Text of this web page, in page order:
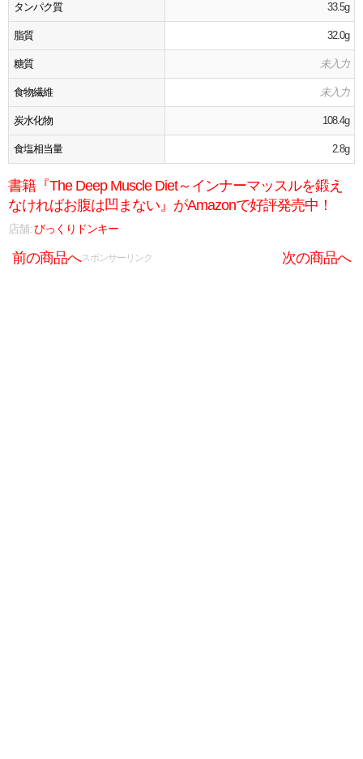
タンパク質 33.5g
脂質 32.0g
糖質 未入力
食物繊維 未入力
炭水化物 108.4g
食塩相当量 2.8g
書籍『The Deep Muscle Diet～インナーマッスルを鍛え
なければお腹は凹まない』がAmazonで好評発売中！
店舗:びっくりドンキー
前の商品へ 次の商品へ
スポンサーリンク